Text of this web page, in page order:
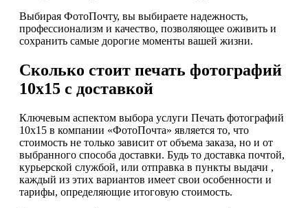
Выбирая ФотоПочту, вы выбираете надежность,
профессионализм и качество, позволяющее оживить и
сохранить самые дорогие моменты вашей жизни.
Сколько стоит печать фотографий
10х15 с доставкой
Ключевым аспектом выбора услуги Печать фотографий
10х15 в компании «ФотоПочта» является то, что
стоимость не только зависит от объема заказа, но и от
выбранного способа доставки. Будь то доставка почтой,
курьерской службой, или отправка в пункты выдачи ,
каждый из этих вариантов имеет свои особенности и
тарифы, определяющие итоговую стоимость.